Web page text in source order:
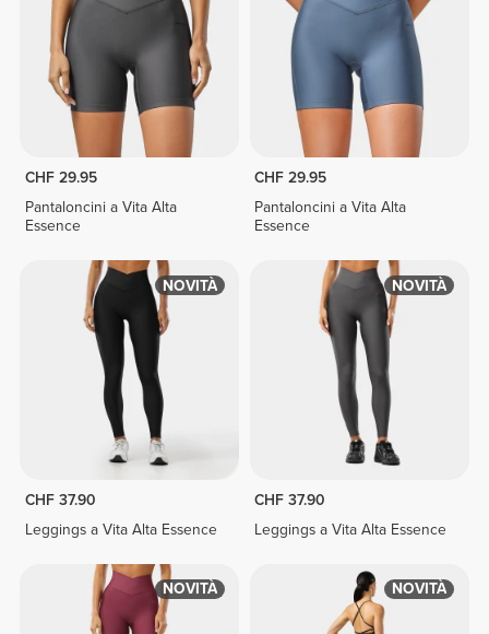
CHF 29.95
Pantaloncini a Vita Alta
Essence
CHF 29.95
Pantaloncini a Vita Alta
Essence
NOVITÀ
CHF 37.90
Leggings a Vita Alta Essence
NOVITÀ
CHF 37.90
Leggings a Vita Alta Essence
NOVITÀ NOVITÀ